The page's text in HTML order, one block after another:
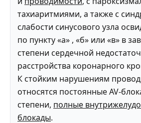
тахиаритмиями, а также с
слабости синусового узла
по пункту «а» , «б» или «в» в
степени сердечной
расстройства коронарного
К стойким нарушениям
относятся постоянные AV-
степени, полные
блокады.